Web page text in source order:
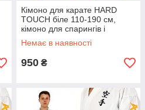
Кімоно для карате HARD
TOUCH біле 110-190 см,
кімоно для спарингів і
єдиноборств 120
Немає в наявності
950 ₴